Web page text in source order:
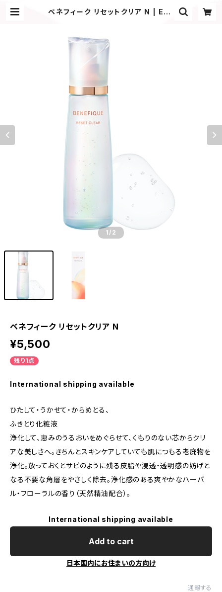
ベネフィーク リセットクリア N | Eno
1 /2
ベネフィーク リセットクリア N
¥5,500
残り1点
International shipping available
ひたして・うかせて・からめとる、
ふきとり化粧液
浄化して、恵みのうるおいをめぐらせて、くもりのない芯からクリ
アな美しさへ。きちんとスキンケアしていても肌につもる老廃物を
浄化。放っておくとサビのように残る皮脂や浸透・透明感の妨げと
なる不要な角層をやさしく除去。浄化感のある爽やかなハーバ
ル・フローラルの香り（天然精油配合）。
International shipping available
Add to cart
日本国内にお住まいの方向け
通報する